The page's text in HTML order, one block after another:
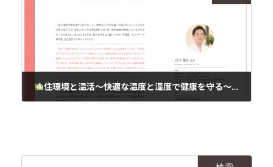
住環境と温活～快適な温度と湿度で健康を守る～